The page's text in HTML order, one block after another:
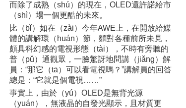
而除了成熟（shú）的現在，OLED還許諾給市
（shì）場一個更酷的未來。
比（bǐ）如在（zài）今年AWE上，在開放給媒
體的講解環（huán）節，麵對各種前所未見，
頗具科幻感的電視形態（tài），不時有旁聽的
普（pǔ）通觀眾，一臉驚訝地問講（jiǎng）解
員：“那它（tā）可以看電視嗎？”講解員的回答
總是：“它就是個電視……”
事實上，由於（yú）OLED是無背光源
（yuán），無液晶的自發光顯示，且材質更